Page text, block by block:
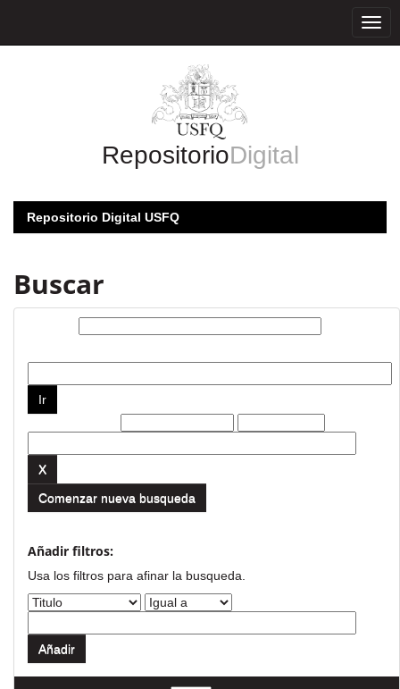
RepositorioDigital
Repositorio Digital USFQ
Buscar
Comenzar nueva busqueda
Añadir filtros:
Usa los filtros para afinar la busqueda.